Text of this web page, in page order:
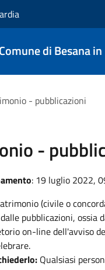
Comune di Besana
- pubblicazioni
-
: 19 luglio 2022,
(civile o
pubblicazioni, ossia
on-line dell'avviso
Qualsiasi